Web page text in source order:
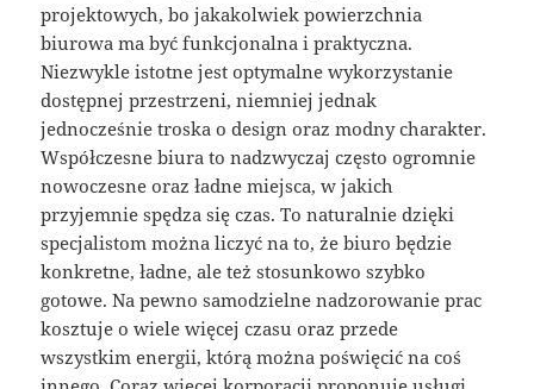
projektowych, bo jakakolwiek powierzchnia
biurowa ma być funkcjonalna i praktyczna.
Niezwykle istotne jest optymalne wykorzystanie
dostępnej przestrzeni, niemniej jednak
jednocześnie troska o design oraz modny charakter.
Współczesne biura to nadzwyczaj często ogromnie
nowoczesne oraz ładne miejsca, w jakich
przyjemnie spędza się czas. To naturalnie dzięki
specjalistom można liczyć na to, że biuro będzie
konkretne, ładne, ale też stosunkowo szybko
gotowe. Na pewno samodzielne nadzorowanie prac
kosztuje o wiele więcej czasu oraz przede
wszystkim energii, którą można poświęcić na coś